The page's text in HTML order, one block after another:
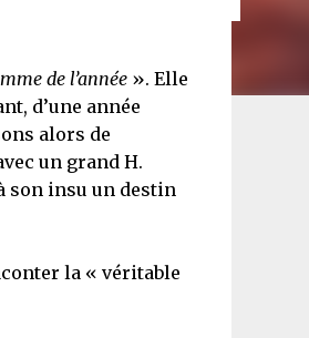
de l’année». Elle
d’une année
alors de
un grand H.
son insu un destin
la « véritable